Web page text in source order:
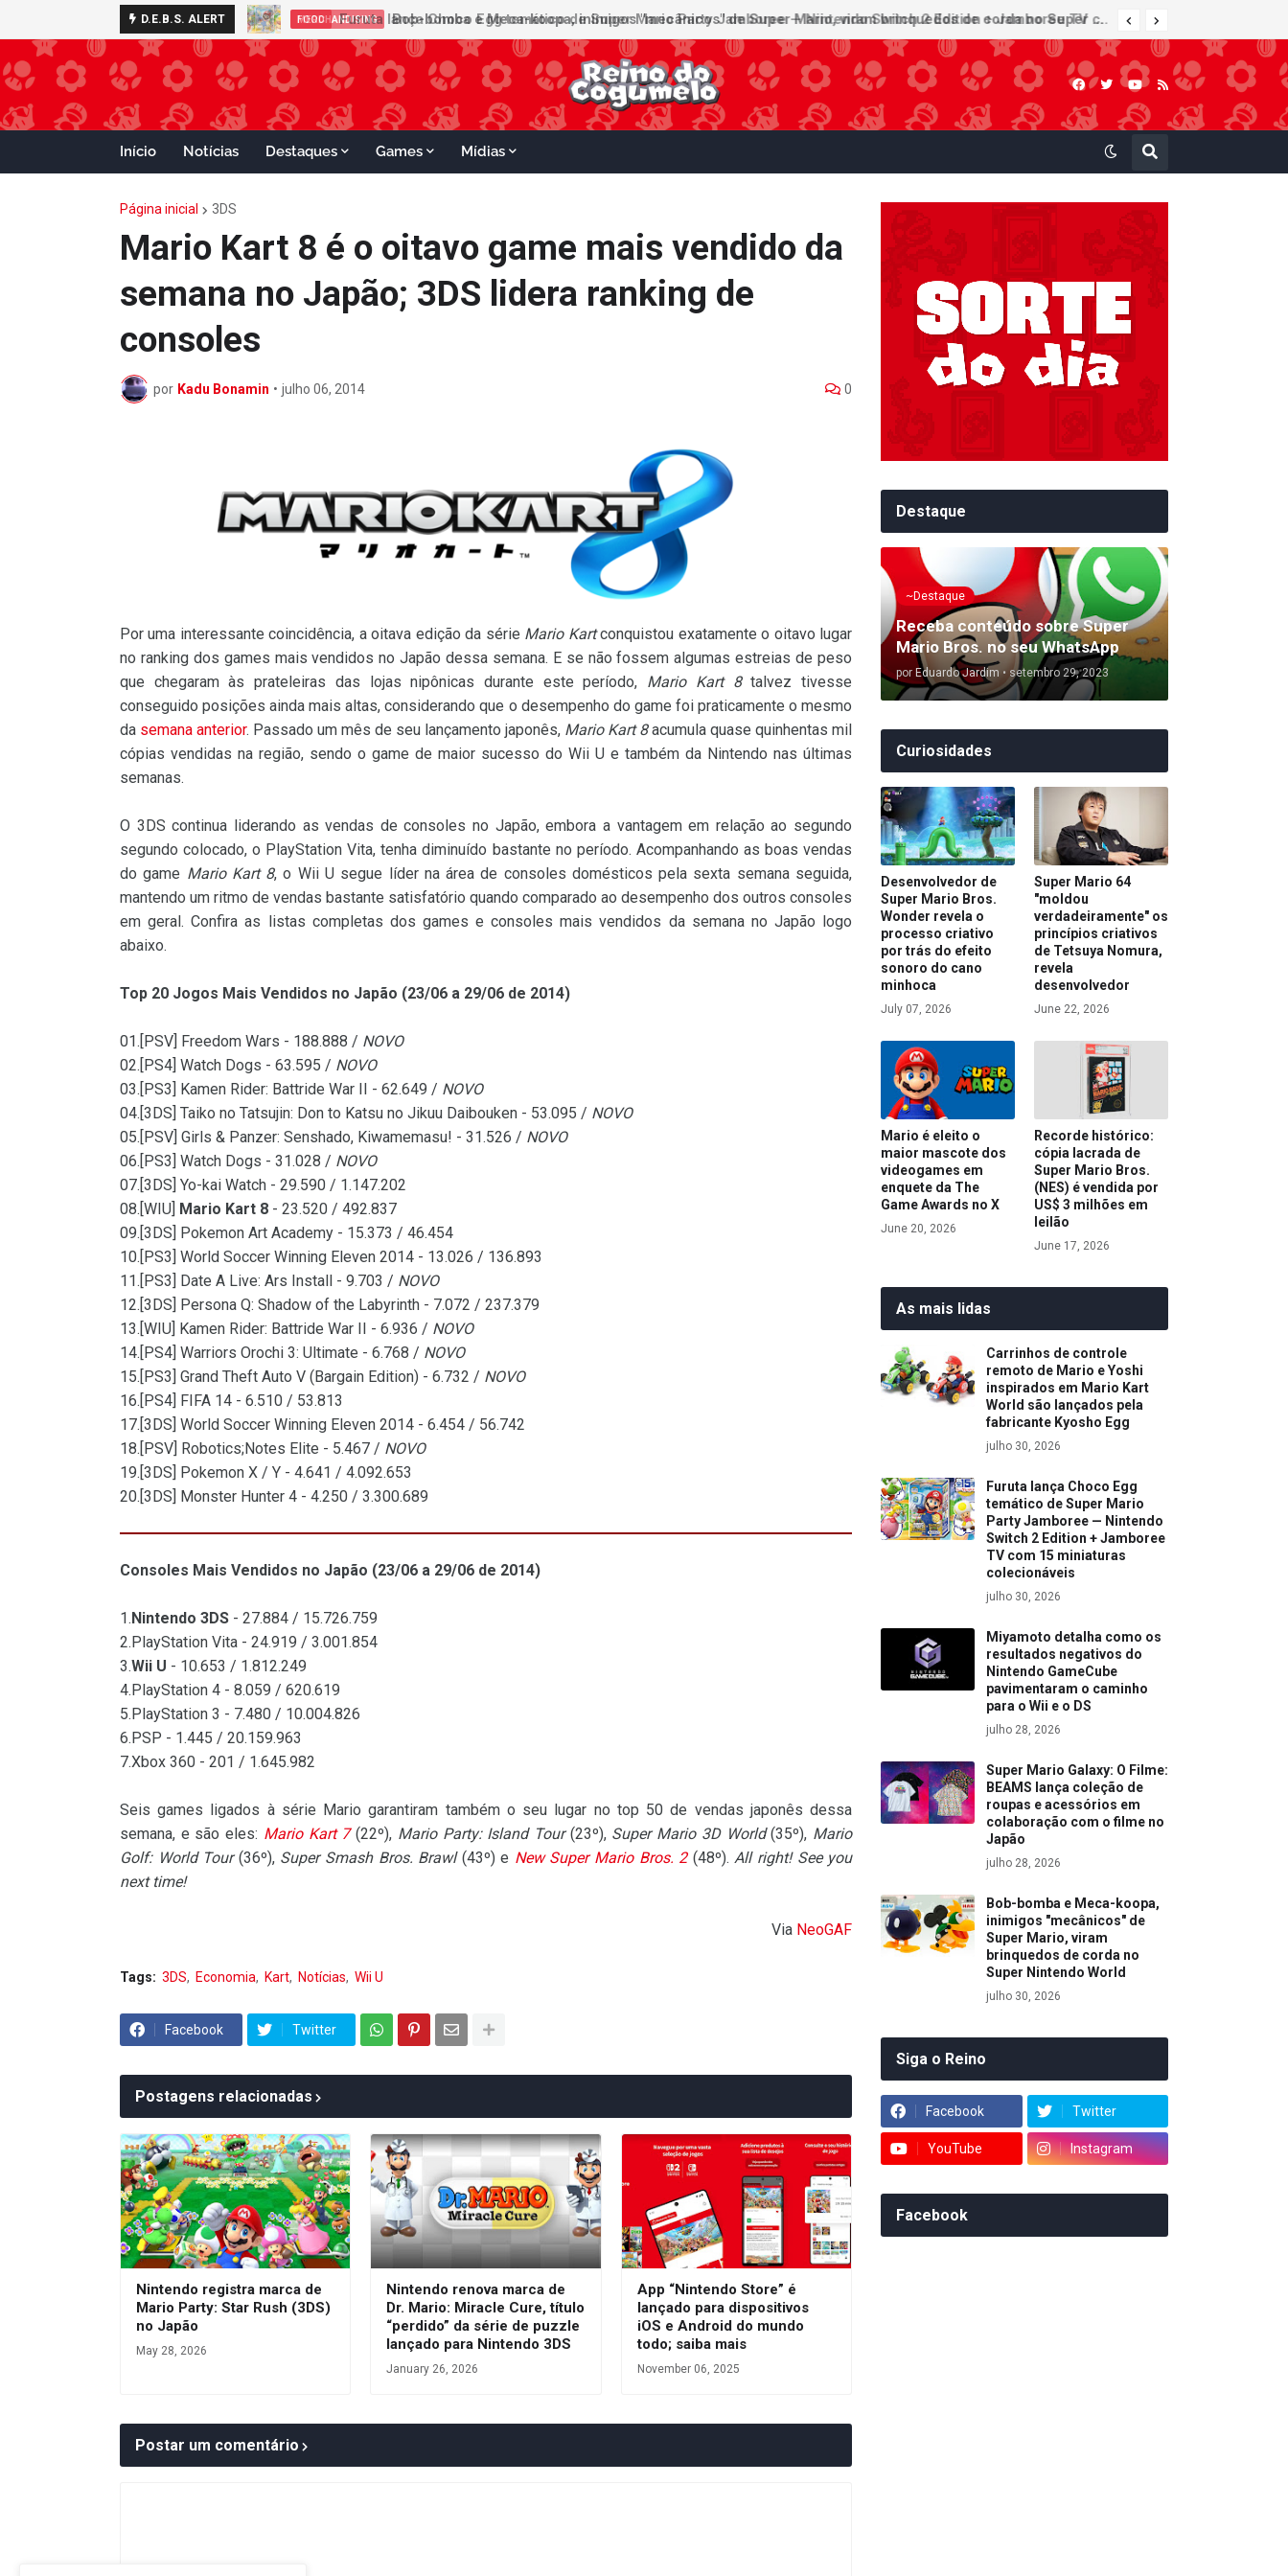
D.E.B.S. ALERT FOOD Furuta lança Choco Egg temático de Super Mario Party Jamboree — Nintendo Switch 2 Edition + Jamboree TV com 15 miniaturas colecionáveis
Início Notícias Destaques Games Mídias
Página inicial 3DS
Mario Kart 8 é o oitavo game mais vendido da
semana no Japão; 3DS lidera ranking de
consoles
por Kadu Bonamin • julho 06, 2014 0
Por uma interessante coincidência, a oitava edição da série Mario Kartconquistou exatamente o oitavo lugar
no ranking dos games mais vendidos no Japão dessa semana. E se não fossem algumas estreias de peso
que chegaram às prateleiras das lojas nipônicas durante este período, Mario Kart 8talvez tivesse
conseguido posições ainda mais altas, considerando que o desempenho do game foi praticamente o mesmo
da semana anterior. Passado um mês de seu lançamento japonês, Mario Kart 8acumula quase quinhentas mil
cópias vendidas na região, sendo o game de maior sucesso do Wii U e também da Nintendo nas últimas
semanas.
O 3DS continua liderando as vendas de consoles no Japão, embora a vantagem em relação ao segundo
segundo colocado, o PlayStation Vita, tenha diminuído bastante no período. Acompanhando as boas vendas
do game Mario Kart 8, o Wii U segue líder na área de consoles domésticos pela sexta semana seguida,
mantendo um ritmo de vendas bastante satisfatório quando comparado ao desempenho dos outros consoles
em geral. Confira as listas completas dos games e consoles mais vendidos da semana no Japão logo
abaixo.
Top 20 Jogos Mais Vendidos no Japão (23/06 a 29/06 de 2014)
01.[PSV] Freedom Wars - 188.888 / NOVO
02.[PS4] Watch Dogs - 63.595 / NOVO
03.[PS3] Kamen Rider: Battride War II - 62.649 / NOVO
04.[3DS] Taiko no Tatsujin: Don to Katsu no Jikuu Daibouken - 53.095 / NOVO
05.[PSV] Girls & Panzer: Senshado, Kiwamemasu! - 31.526 / NOVO
06.[PS3] Watch Dogs - 31.028 / NOVO
07.[3DS] Yo-kai Watch - 29.590 / 1.147.202
08.[WIU] Mario Kart 8 - 23.520 / 492.837
09.[3DS] Pokemon Art Academy - 15.373 / 46.454
10.[PS3] World Soccer Winning Eleven 2014 - 13.026 / 136.893
11.[PS3] Date A Live: Ars Install - 9.703 / NOVO
12.[3DS] Persona Q: Shadow of the Labyrinth - 7.072 / 237.379
13.[WIU] Kamen Rider: Battride War II - 6.936 / NOVO
14.[PS4] Warriors Orochi 3: Ultimate - 6.768 / NOVO
15.[PS3] Grand Theft Auto V (Bargain Edition) - 6.732 / NOVO
16.[PS4] FIFA 14 - 6.510 / 53.813
17.[3DS] World Soccer Winning Eleven 2014 - 6.454 / 56.742
18.[PSV] Robotics;Notes Elite - 5.467 / NOVO
19.[3DS] Pokemon X / Y - 4.641 / 4.092.653
20.[3DS] Monster Hunter 4 - 4.250 / 3.300.689
Consoles Mais Vendidos no Japão (23/06 a 29/06 de 2014)
1. Nintendo 3DS - 27.884 / 15.726.759
2.PlayStation Vita - 24.919 / 3.001.854
3.Wii U - 10.653 / 1.812.249
4.PlayStation 4 - 8.059 / 620.619
5.PlayStation 3 - 7.480 / 10.004.826
6.PSP - 1.445 / 20.159.963
7.Xbox 360 - 201 / 1.645.982
Seis games ligados à série Mario garantiram também o seu lugar no top 50 de vendas japonês dessa
semana, e são eles: Mario Kart 7(22º), Mario Party: Island Tour(23º), Super Mario 3D World(35º), Mario
Golf: World Tour(36º), Super Smash Bros. Brawl(43º) e New Super Mario Bros. 2(48º).All right! See you
next time!
Via NeoGAF
Tags: 3DS Economia Kart Notícias Wii U
Facebook Twitter
Postagens relacionadas
Nintendo registra marca de
Mario Party: Star Rush (3DS)
no Japão
May 28, 2026
Nintendo renova marca de
Dr. Mario: Miracle Cure, título
“perdido” da série de puzzle
lançado para Nintendo 3DS
January 26, 2026
App “Nintendo Store” é
lançado para dispositivos
iOS e Android do mundo
todo; saiba mais
November 06, 2025
Postar um comentário
Destaque
~Destaque
Receba conteúdo sobre Super
Mario Bros. no seu WhatsApp
por Eduardo Jardim • setembro 29, 2023
Curiosidades
Desenvolvedor de
Super Mario Bros.
Wonder revela o
processo criativo
por trás do efeito
sonoro do cano
minhoca
July 07, 2026
Super Mario 64
"moldou
verdadeiramente" os
princípios criativos
de Tetsuya Nomura,
revela
desenvolvedor
June 22, 2026
Mario é eleito o
maior mascote dos
videogames em
enquete da The
Game Awards no X
June 20, 2026
Recorde histórico:
cópia lacrada de
Super Mario Bros.
(NES) é vendida por
US$ 3 milhões em
leilão
June 17, 2026
As mais lidas
Carrinhos de controle
remoto de Mario e Yoshi
inspirados em Mario Kart
World são lançados pela
fabricante Kyosho Egg
julho 30, 2026
Furuta lança Choco Egg
temático de Super Mario
Party Jamboree — Nintendo
Switch 2 Edition + Jamboree
TV com 15 miniaturas
colecionáveis
julho 30, 2026
Miyamoto detalha como os
resultados negativos do
Nintendo GameCube
pavimentaram o caminho
para o Wii e o DS
julho 28, 2026
Super Mario Galaxy: O Filme:
BEAMS lança coleção de
roupas e acessórios em
colaboração com o filme no
Japão
julho 28, 2026
Bob-bomba e Meca-koopa,
inimigos "mecânicos" de
Super Mario, viram
brinquedos de corda no
Super Nintendo World
julho 30, 2026
Siga o Reino
Facebook Twitter
YouTube Instagram
Facebook